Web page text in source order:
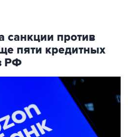
санкции против
пяти кредитных
РФ